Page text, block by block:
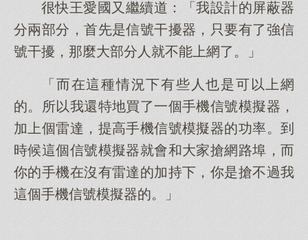
很快王愛國又繼續道：「我設計的屏蔽器
分兩部分，首先是信號干擾器，只要有了強信
號干擾，那麼大部分人就不能上網了。」
「而在這種情況下有些人也是可以上網
的。所以我還特地買了一個手機信號模擬器，
加上個雷達，提高手機信號模擬器的功率。到
時候這個信號模擬器就會和大家搶網路埠，而
你的手機在沒有雷達的加持下，你是搶不過我
這個手機信號模擬器的。」